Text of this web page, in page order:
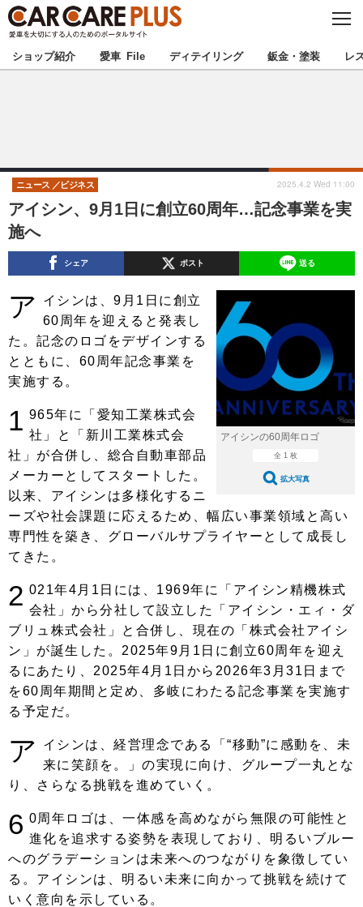
C
S
E
★カーケアプラス認定★ 厳選プロショップを地域から探す
甲信越 北陸
東海 関西
中国 四国
九州
注目の記事
ショップレポート 愛車 File
ストップ！不具合修理＆粗悪修理
鈑金・塗装
ディテイリング
洗車
ヘッドライト磨き コーティング
小キズ直し 防錆
特集記事
ストップ 不具合修理＆粗悪修理
カーメーカー「旧車」関連プロジェ
クト
コラム
ショップ紹介
ショップレポート
レストア
カーメーカー「旧車」関連プロジ
コラム
イベント
ショップ紹介 愛車 File ディテイリング 鈑金・塗装 レ
アイシン、9月1日に創立60周年…記念事業を実
施へ
ニュース ビジネス 2025.4.2 Wed 11:00
シェア ポスト 送る
アイシンの60周年ロゴ
全 1 枚
拡大写真
ア
イシンは、9月1日に創立
60周年を迎えると発表し
た。記念のロゴをデザインする
とともに、60周年記念事業を
実施する。
1 965年に「愛知工業株式会
社」と「新川工業株式会
社」が合併し、総合自動車部品
メーカーとしてスタートした。
以来、アイシンは多様化するニ
ーズや社会課題に応えるため、幅広い事業領域と高い
専門性を築き、グローバルサプライヤーとして成長し
てきた。
2 021年4月1日には、1969年に「アイシン精機株式
会社」から分社して設立した「アイシン・エィ・ダ
ブリュ株式会社」と合併し、現在の「株式会社アイシ
ン」が誕生した。2025年9月1日に創立60周年を迎え
るにあたり、2025年4月1日から2026年3月31日まで
を60周年期間と定め、多岐にわたる記念事業を実施す
る予定だ。
ア
イシンは、経営理念である「“移動”に感動を、未
来に笑顔を。」の実現に向け、グループ一丸とな
り、さらなる挑戦を進めていく。
6 0周年ロゴは、一体感を高めながら無限の可能性と
進化を追求する姿勢を表現しており、明るいブルー
へのグラデーションは未来へのつながりを象徴してい
る。アイシンは、明るい未来に向かって挑戦を続けて
いく意向を示している。